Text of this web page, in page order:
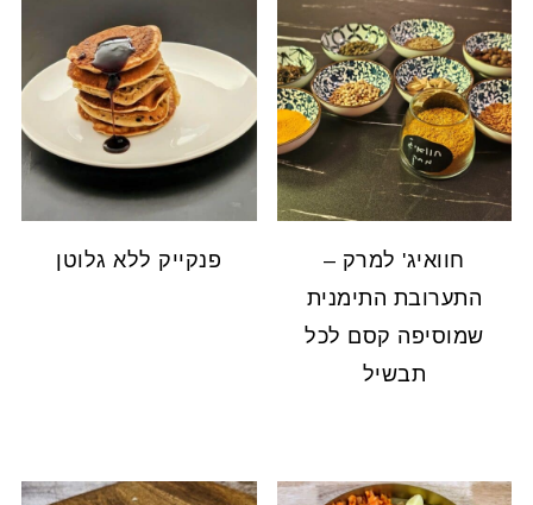
חוואיג' למרק –
התערובת התימנית
שמוסיפה קסם לכל
תבשיל
פנקייק ללא גלוטן